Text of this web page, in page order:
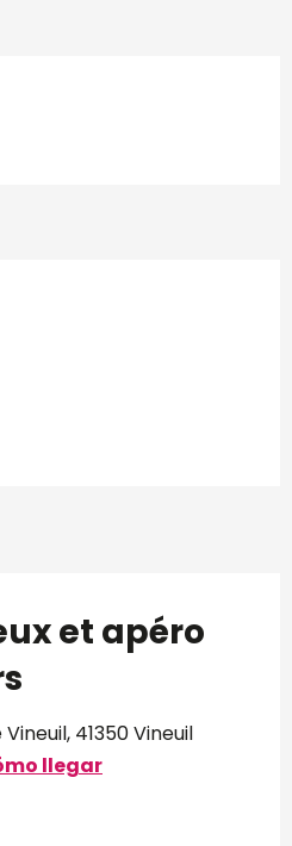
et apéro
41350 Vineuil
llegar